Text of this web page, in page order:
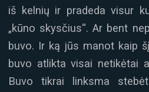
iš kelnių ir pradeda visur
„kūno skysčius“. Ar bent
buvo. Ir ką jūs manot kaip
buvo atlikta visai netikėtai
Buvo tikrai linksma